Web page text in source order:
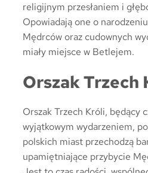
religijnym przesłaniem i
Opowiadają one o
Mędrców oraz cudownych
miały miejsce w Betlejem.
Orszak Trzech
Orszak Trzech Króli, będący
wyjątkowym wydarzeniem,
polskich miast przechodzą
upamiętniające przybycie